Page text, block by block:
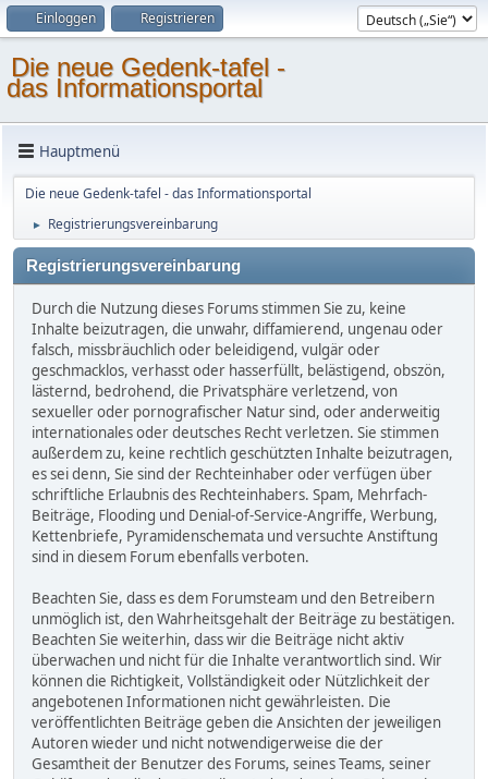
Einloggen Registrieren
Die neue Gedenk-tafel -
das Informationsportal
Hauptmenü
Die neue Gedenk-tafel - das Informationsportal
► Registrierungsvereinbarung
Registrierungsvereinbarung
Durch die Nutzung dieses Forums stimmen Sie zu, keine
Inhalte beizutragen, die unwahr, diffamierend, ungenau oder
falsch, missbräuchlich oder beleidigend, vulgär oder
geschmacklos, verhasst oder hasserfüllt, belästigend, obszön,
lästernd, bedrohend, die Privatsphäre verletzend, von
sexueller oder pornografischer Natur sind, oder anderweitig
internationales oder deutsches Recht verletzen. Sie stimmen
außerdem zu, keine rechtlich geschützten Inhalte beizutragen,
es sei denn, Sie sind der Rechteinhaber oder verfügen über
schriftliche Erlaubnis des Rechteinhabers. Spam, Mehrfach-
Beiträge, Flooding und Denial-of-Service-Angriffe, Werbung,
Kettenbriefe, Pyramidenschemata und versuchte Anstiftung
sind in diesem Forum ebenfalls verboten.
Beachten Sie, dass es dem Forumsteam und den Betreibern
unmöglich ist, den Wahrheitsgehalt der Beiträge zu bestätigen.
Beachten Sie weiterhin, dass wir die Beiträge nicht aktiv
überwachen und nicht für die Inhalte verantwortlich sind. Wir
können die Richtigkeit, Vollständigkeit oder Nützlichkeit der
angebotenen Informationen nicht gewährleisten. Die
veröffentlichten Beiträge geben die Ansichten der jeweiligen
Autoren wieder und nicht notwendigerweise die der
Gesamtheit der Benutzer des Forums, seines Teams, seiner